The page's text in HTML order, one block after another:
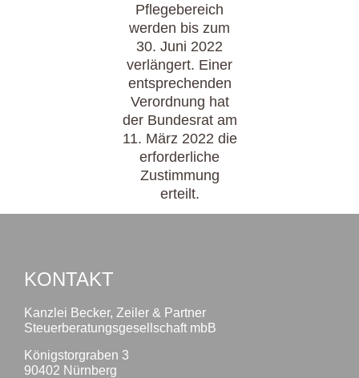
Pflegebereich
werden bis zum
30. Juni 2022
verlängert. Einer
entsprechenden
Verordnung hat
der Bundesrat am
11. März 2022 die
erforderliche
Zustimmung
erteilt.
KONTAKT
Kanzlei Becker, Zeiler & Partner
Steuerberatungsgesellschaft mbB
Königstorgraben 3
90402 Nürnberg